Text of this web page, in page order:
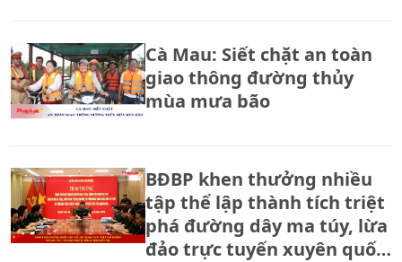
Cà Mau: Siết chặt an toàn
giao thông đường thủy
mùa mưa bão
BĐBP khen thưởng nhiều
tập thể lập thành tích triệt
phá đường dây ma túy, lừa
đảo trực tuyến xuyên quốc